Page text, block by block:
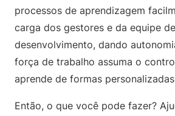
processos de aprendizagem
carga dos gestores e da equipe
desenvolvimento, dando
força de trabalho assuma o
aprende de formas
Então, o que você pode fazer?